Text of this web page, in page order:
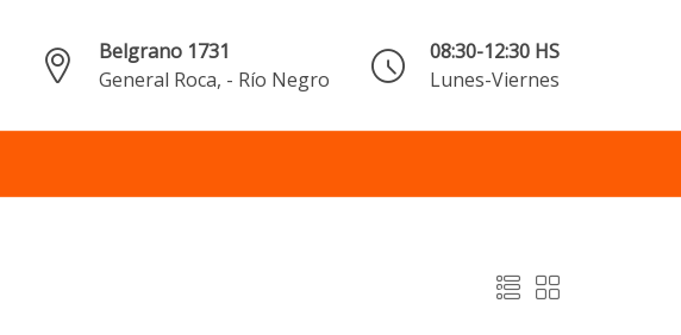
Belgrano 1731
General Roca, - Río Negro
08:30-12:30 HS
Lunes-Viernes